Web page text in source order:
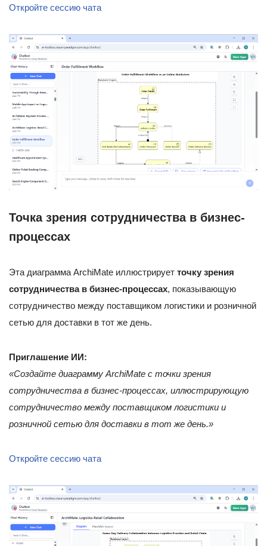
Откройте сессию чата
Точка зрения сотрудничества в бизнес-
процессах
Эта диаграмма ArchiMate иллюстрирует точку зрения
сотрудничества в бизнес-процессах, показывающую
сотрудничество между поставщиком логистики и розничной
сетью для доставки в тот же день.
Приглашение ИИ:
«Создайте диаграмму ArchiMate с точки зрения
сотрудничества в бизнес-процессах, иллюстрирующую
сотрудничество между поставщиком логистики и
розничной сетью для доставки в тот же день.»
Откройте сессию чата